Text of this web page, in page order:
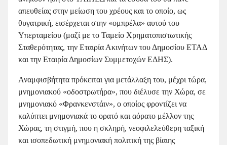
απευθείας στην μείωση του χρέους και το οποίο, ως
θυγατρική, εισέρχεται στην «ομπρέλα» αυτού του
Υπερταμείου (μαζί με το Ταμείο Χρηματοπιστωτικής
Σταθερότητας, την Εταιρία Ακινήτων του Δημοσίου ΕΤΑΔ
και την Εταιρία Δημοσίων Συμμετοχών ΕΔΗΣ).
Αναμφισβήτητα πρόκειται για μετάλλαξη του, μέχρι τώρα,
μνημονιακού «οδοστρωτήρα», που διέλυσε την Χώρα, σε
μνημονιακό «Φρανκενστάιν», ο οποίος φροντίζει να
καλύπτει μνημονιακά το ορατό και αόρατο μέλλον της
Χώρας, τη στιγμή, που η σκληρή, νεοφιλελεύθερη ταξική
και ισοπεδωτική μνημονιακή πολιτική της βίαιης